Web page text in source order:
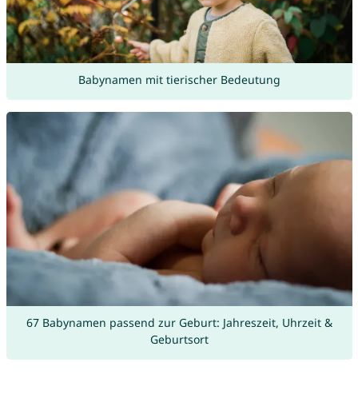
Babynamen mit tierischer Bedeutung
67 Babynamen passend zur Geburt: Jahreszeit, Uhrzeit &
Geburtsort